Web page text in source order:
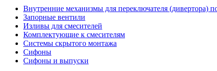
Внутренние механизмы для переключателя (дивертора)
Запорные вентили
Изливы для смесителей
Комплектующие к смесителям
Системы скрытого монтажа
Сифоны
Сифоны и выпуски